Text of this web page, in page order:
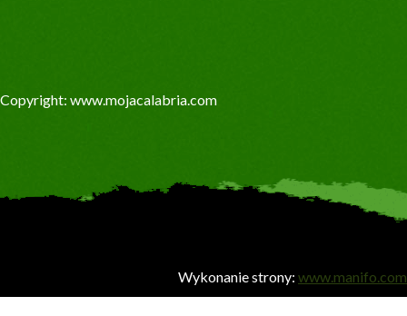
Copyright: www.mojacalabria.com
Wykonanie strony: www.manifo.com